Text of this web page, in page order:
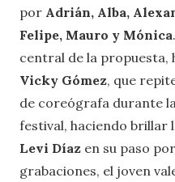
por Adrián, Alba,
Felipe, Mauro y Mónica
central de la propuesta,
Vicky Gómez, que
de coreógrafa durante
festival, haciendo brillar
Levi Díaz en su paso
grabaciones, el joven